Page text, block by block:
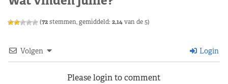
(72stemmen, gemiddeld: 2,14van de 5)
Volgen Login
Please login to comment